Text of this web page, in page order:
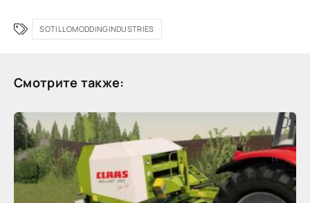
SOTILLOMODDINGINDUSTRIES
Смотрите также: